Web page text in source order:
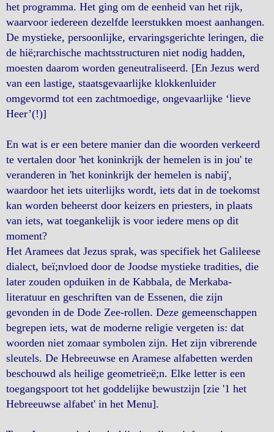
het programma. Het ging om de eenheid van het rijk,
waarvoor iedereen dezelfde leerstukken moest aanhangen.
De mystieke, persoonlijke, ervaringsgerichte leringen, die
de hië;rarchische machtsstructuren niet nodig hadden,
moesten daarom worden geneutraliseerd. [En Jezus werd
van een lastige, staatsgevaarlijke klokkenluider
omgevormd tot een zachtmoedige, ongevaarlijke ‘lieve
Heer’(!)]
En wat is er een betere manier dan die woorden verkeerd
te vertalen door 'het koninkrijk der hemelen is in jou' te
veranderen in 'het koninkrijk der hemelen is nabij',
waardoor het iets uiterlijks wordt, iets dat in de toekomst
kan worden beheerst door keizers en priesters, in plaats
van iets, wat toegankelijk is voor iedere mens op dit
moment?
Het Aramees dat Jezus sprak, was specifiek het Galileese
dialect, beï;nvloed door de Joodse mystieke tradities, die
later zouden opduiken in de Kabbala, de Merkaba-
literatuur en geschriften van de Essenen, die zijn
gevonden in de Dode Zee-rollen. Deze gemeenschappen
begrepen iets, wat de moderne religie vergeten is: dat
woorden niet zomaar symbolen zijn. Het zijn vibrerende
sleutels. De Hebreeuwse en Aramese alfabetten werden
beschouwd als heilige geometrieë;n. Elke letter is een
toegangspoort tot het goddelijke bewustzijn [zie '1 het
Hebreeuwse alfabet' in het Menu].